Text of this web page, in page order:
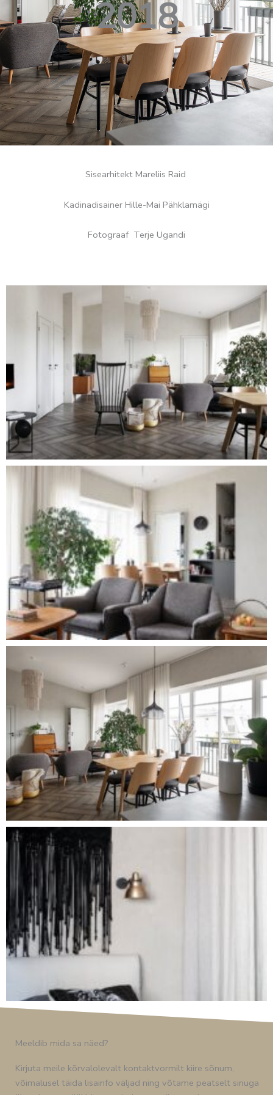
2018
Sisearhitekt Mareliis Raid
Kadinadisainer Hille-Mai Pähklamägi
Fotograaf Terje Ugandi
Meeldib mida sa näed?
Kirjuta meile kõrvalolevalt kontaktvormilt kiire sõnum,
võimalusel täida lisainfo väljad ning võtame peatselt sinuga